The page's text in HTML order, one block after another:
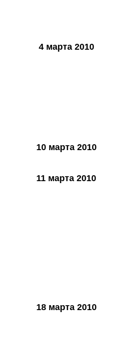
4 марта 2010
10 марта 2010
11 марта 2010
18 марта 2010